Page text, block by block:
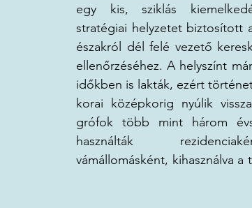
egy kis, sziklás
stratégiai helyzetet biztosított
északról dél felé vezető
ellenőrzéséhez. A helyszínt
időkben is lakták, ezért
korai középkorig nyúlik
grófok több mint három
használták
vámállomásként, kihasználva a